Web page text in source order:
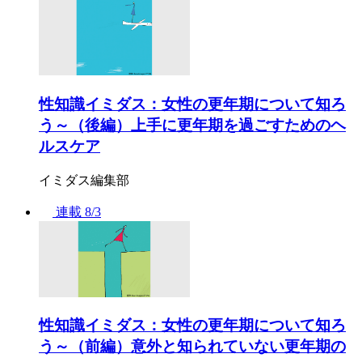
性知識イミダス：女性の更年期について知ろ
う～（後編）上手に更年期を過ごすためのヘ
ルスケア
イミダス編集部
連載 8/3
性知識イミダス：女性の更年期について知ろ
う～（前編）意外と知られていない更年期の